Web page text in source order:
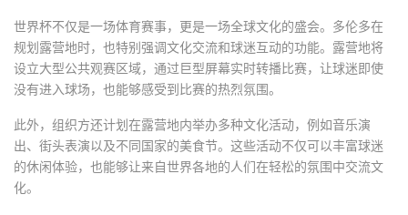
世界杯不仅是一场体育赛事，更是一场全球文化的盛会。多伦多在
规划露营地时，也特别强调文化交流和球迷互动的功能。露营地将
设立大型公共观赛区域，通过巨型屏幕实时转播比赛，让球迷即使
没有进入球场，也能够感受到比赛的热烈氛围。
此外，组织方还计划在露营地内举办多种文化活动，例如音乐演
出、街头表演以及不同国家的美食节。这些活动不仅可以丰富球迷
的休闲体验，也能够让来自世界各地的人们在轻松的氛围中交流文
化。